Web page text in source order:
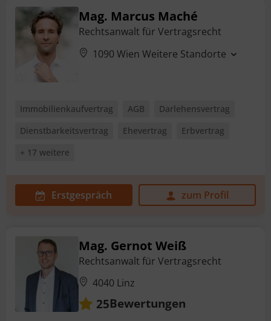
Mag. Marcus Maché
Rechtsanwalt für Vertragsrecht
1090 Wien Weitere Standorte
Immobilienkaufvertrag AGB
Darlehensvertrag
Dienstbarkeitsvertrag
Ehevertrag
Erbvertrag
+ 17 weitere
Erstgespräch zum Profil
Mag. Gernot Weiß
Rechtsanwalt für Vertragsrecht
4040 Linz
25Bewertungen